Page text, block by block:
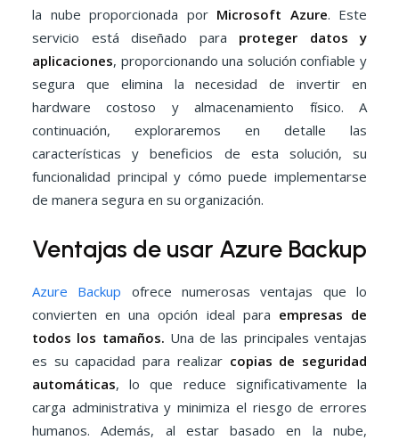
la nube proporcionada por Microsoft Azure. Este
servicio está diseñado para proteger datos y
aplicaciones, proporcionando una solución confiable y
segura que elimina la necesidad de invertir en
hardware costoso y almacenamiento físico. A
continuación, exploraremos en detalle las
características y beneficios de esta solución, su
funcionalidad principal y cómo puede implementarse
de manera segura en su organización.
Ventajas de usar Azure Backup
Azure Backup ofrece numerosas ventajas que lo
convierten en una opción ideal para empresas de
todos los tamaños. Una de las principales ventajas
es su capacidad para realizar copias de seguridad
automáticas, lo que reduce significativamente la
carga administrativa y minimiza el riesgo de errores
humanos. Además, al estar basado en la nube,